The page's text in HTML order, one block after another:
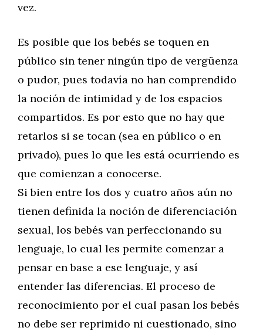
vez.
Es posible que los bebés se toquen en
público sin tener ningún tipo de vergüenza
o pudor, pues todavía no han comprendido
la noción de intimidad y de los espacios
compartidos. Es por esto que no hay que
retarlos si se tocan (sea en público o en
privado), pues lo que les está ocurriendo es
que comienzan a conocerse.
Si bien entre los dos y cuatro años aún no
tienen definida la noción de diferenciación
sexual, los bebés van perfeccionando su
lenguaje, lo cual les permite comenzar a
pensar en base a ese lenguaje, y así
entender las diferencias. El proceso de
reconocimiento por el cual pasan los bebés
no debe ser reprimido ni cuestionado, sino